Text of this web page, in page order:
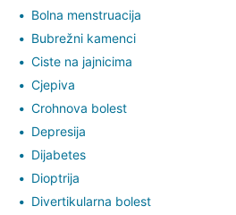
Bolna menstruacija
Bubrežni kamenci
Ciste na jajnicima
Cjepiva
Crohnova bolest
Depresija
Dijabetes
Dioptrija
Divertikularna bolest